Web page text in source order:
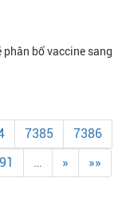
phân bổ vaccine sang
7385
7386
… » »»